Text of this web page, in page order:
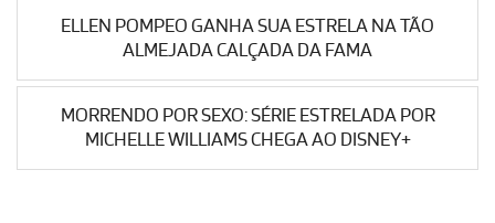
ELLEN POMPEO GANHA SUA ESTRELA NA TÃO
ALMEJADA CALÇADA DA FAMA
MORRENDO POR SEXO: SÉRIE ESTRELADA POR
MICHELLE WILLIAMS CHEGA AO DISNEY+